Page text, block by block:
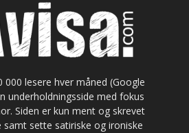
000 lesere hver måned (Google
underholdningsside med fokus
Siden er kun ment og skrevet
sette satiriske og ironiske